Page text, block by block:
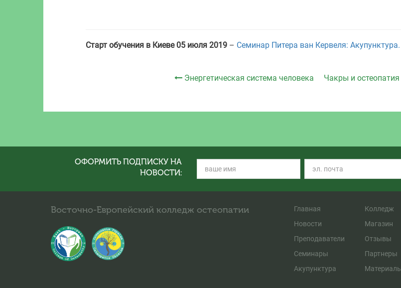
Старт обучения в Киеве 05 июля 2019 – Семинар Питера ван Кервеля:
Энергетическая система человека Чакры и остеопатия
ОФОРМИТЬ ПОДПИСКУ НА
НОВОСТИ:
Восточно-Европейский колледж остеопатии
Главная
Новости
Преподаватели
Семинары
Акупунктура
Колледж
Магазин
Отзывы
Партнеры